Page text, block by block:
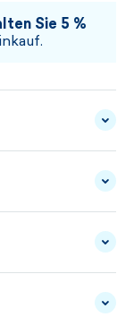
FARBESie 5 %